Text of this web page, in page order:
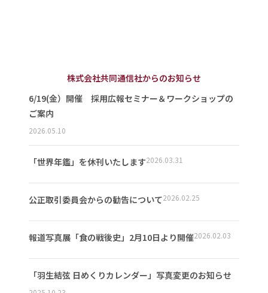
株式会社共同通信社からのお知らせ
6/19(金）開催 採用広報セミナー＆ワークショップの
ご案内
2026.05.10
「世界年鑑」を休刊いたします2026.03.31
公正取引委員会からの勧告について2026.02.25
報道写真展「食の戦後史」2月10日より開催2026.02.03
「羽生結弦 日めくりカレンダー」写真変更のお知らせ